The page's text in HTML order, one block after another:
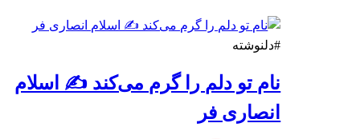
#دلنوشته
نام تو دلم را گرم می‌کند ✍️ اسلام
انصاری فر